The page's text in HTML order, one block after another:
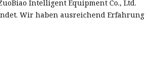
Intelligent Equipment Co., Ltd.
Wir haben ausreichend Erfahrung